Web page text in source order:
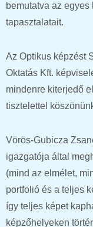
bemutatva az egyes
tapasztalatait.
Az Optikus képzést
Oktatás Kft.
mindenre kiterjedő
tisztelettel
Vörös-Gubicza
igazgatója által
(mind az elmélet,
portfolió és a teljes
így teljes képet
képzőhelyeken